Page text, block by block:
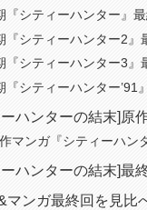
『シティーハンター』
『シティーハンター2』
『シティーハンター3』
『シティーハンター’91
ハンターの結末]原
マンガ『シティーハン
ーハンターの結末]最
マンガ最終回を見比